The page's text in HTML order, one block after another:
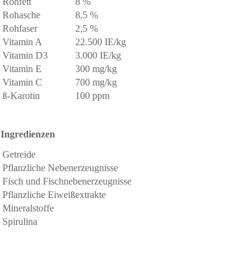
Rohasche
8,5 %
Rohfaser
2,5 %
Vitamin A
22.500 IE/kg
Vitamin D3
3.000 IE/kg
Vitamin E
300 mg/kg
Vitamin C
700 mg/kg
ß-Karotin
100 ppm
Ingredienzen
Getreide
Pflanzliche Nebenerzeugnisse
Fisch und Fischnebenerzeugnisse
Pflanzliche Eiweißextrakte
Mineralstoffe
Spirulina